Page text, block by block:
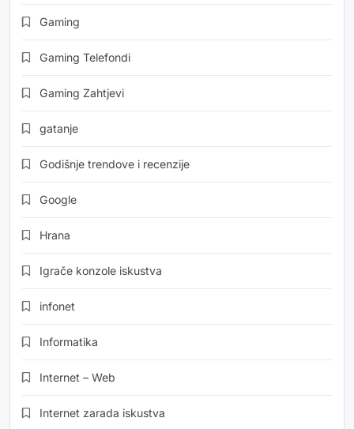
Gaming
Gaming Telefondi
Gaming Zahtjevi
gatanje
Godišnje trendove i recenzije
Google
Hrana
Igrače konzole iskustva
infonet
Informatika
Internet – Web
Internet zarada iskustva